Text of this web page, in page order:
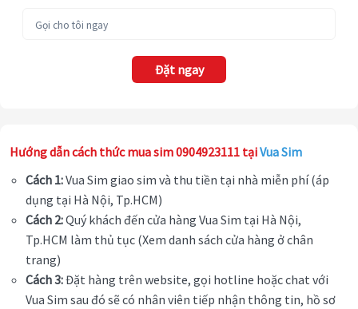
Đặt ngay
Hướng dẫn cách thức mua sim 0904923111 tạiVua Sim
Cách 1:Vua Sim giao sim và thu tiền tại nhà miễn phí (áp
dụng tại Hà Nội, Tp.HCM)
Cách 2:Quý khách đến cửa hàng Vua Sim tại Hà Nội,
Tp.HCM làm thủ tục (Xem danh sách cửa hàng ở chân
trang)
Cách 3:Đặt hàng trên website, gọi hotline hoặc chat với
Vua Sim sau đó sẽ có nhân viên tiếp nhận thông tin, hồ sơ